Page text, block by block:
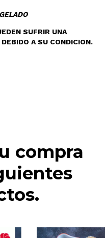
SUFRIR UNA
A SU CONDICION.
compra